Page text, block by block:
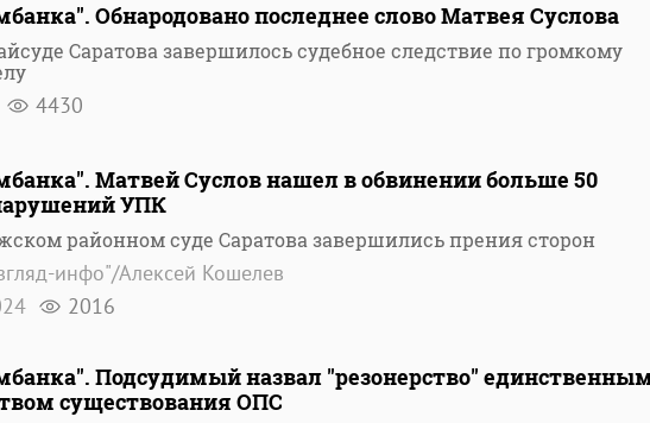
Обнародовано последнее слово Матвея Суслова
Саратова завершилось судебное следствие по громкому
4430
Матвей Суслов нашел в обвинении больше 50
УПК
районном суде Саратова завершились прения сторон
инфо"/Алексей Кошелев
2016
Подсудимый назвал "резонерство"
существования ОПС